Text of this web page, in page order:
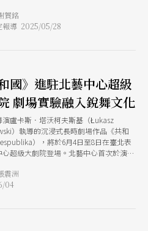
域裡錯落的高頻與低鳴，而在每回牆壁
波反射間，迷失（lost）並不等同失落
後更躍進為主動地「投入」，於是我們開
場景密不可分，我們正是這個場景的一部
依舊冷靜、或已離狂喜很近，我們也就這
銳舞族（raver）。
賀銘
報導 2025/05/28
國》進駐北藝中心超級
劇場實驗融入銳舞文化
演盧卡斯．塔沃柯夫斯基（Łukasz
）執導的沉浸式長時劇場作品《共和
），將於6月4日至8日在臺北表
心超級大劇院登場。北藝中心首次於演出
間遊牧的作品首度走進劇場，以一場長
狂歡派對，邀請觀眾打破體制設限，在
震洲
04